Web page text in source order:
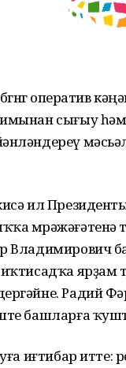
оператив
сығыу
ил
мөрәжәғәтенә
Владимирович
ярҙам
Радий
башларға
иғтибар итте: